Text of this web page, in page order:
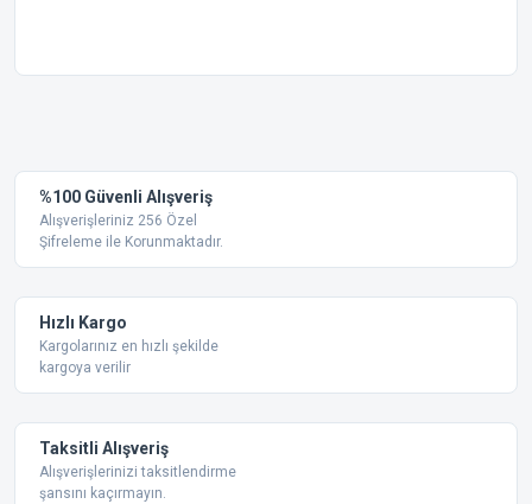
Ürün resmi kalitesiz, bozuk veya görüntülenemiyor.
Ürün açıklamasında eksik bilgiler bulunuyor.
Bu ürüne benzer farklı alternatifler olmalı.
%100 Güvenli Alışveriş
Alışverişleriniz 256 Özel
Şifreleme ile Korunmaktadır.
Hızlı Kargo
Kargolarınız en hızlı şekilde
kargoya verilir
Taksitli Alışveriş
Alışverişlerinizi taksitlendirme
şansını kaçırmayın.